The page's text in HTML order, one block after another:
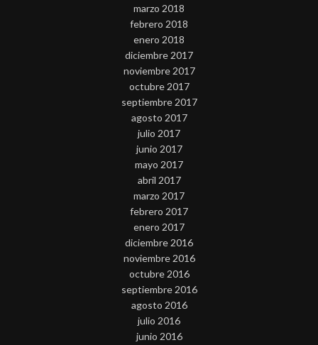
marzo 2018
febrero 2018
enero 2018
diciembre 2017
noviembre 2017
octubre 2017
septiembre 2017
agosto 2017
julio 2017
junio 2017
mayo 2017
abril 2017
marzo 2017
febrero 2017
enero 2017
diciembre 2016
noviembre 2016
octubre 2016
septiembre 2016
agosto 2016
julio 2016
junio 2016